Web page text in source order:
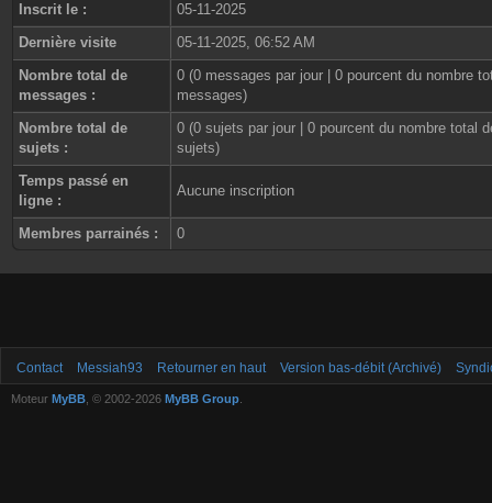
Inscrit le :
05-11-2025
Dernière visite
05-11-2025, 06:52 AM
Nombre total de
messages :
0 (0 messages par jour | 0 pourcent du nombre
messages)
Nombre total de
sujets :
0 (0 sujets par jour | 0 pourcent du nombre total
sujets)
Temps passé en
ligne :
Aucune inscription
Membres parrainés : 0
Contact Messiah93 Retourner en haut Version bas-débit (Archivé)
Moteur MyBB , © 2002-2026 MyBB Group